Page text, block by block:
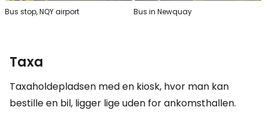
Bus stop, NQY airport Bus in Newquay
Taxa
Taxaholdepladsen med en kiosk, hvor man kan
bestille en bil, ligger lige uden for ankomsthallen.